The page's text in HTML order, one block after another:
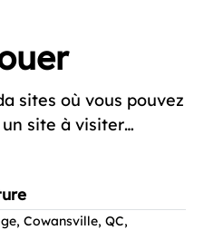
sites où vous pouvez
un site à visiter…
Cowansville, QC,